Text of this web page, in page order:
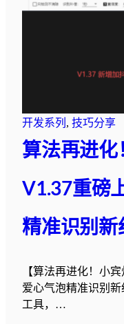
开发系列 , 技巧分享
算法再进
V1.37重磅
精准识别新
【算法再进化！小
爱心气泡精准识别
工具，…